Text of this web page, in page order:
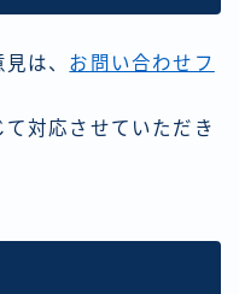
は、 お問い合わせフ
対応させていただき